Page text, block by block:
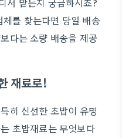
를 찾는다면 당일 배송
다는 소량 배송을 제공
재료로!
히 신선한 초밥이 유명
초밥재료는 무엇보다